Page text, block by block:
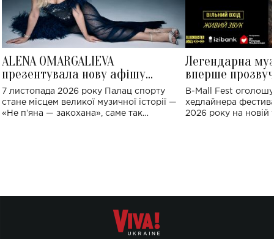
ALENA OMARGALIEVA
презентувала нову афішу
великого концерту в Палаці
спорту
7 листопада 2026 року Палац спорту
стане місцем великої музичної історії —
«Не пʼяна — закохана», саме так
Легендарна
вперше
Україні: де
B-Mall Fest
хедлайнера
2026 року на новій